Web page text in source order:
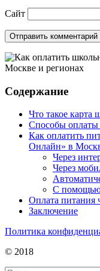
Сайт
Содержание
Что такое карта
Способы оплаты
Как оплатить
Онлайн» в
Через
Через
С
Оплата питания
Заключение
Политика
© 2018